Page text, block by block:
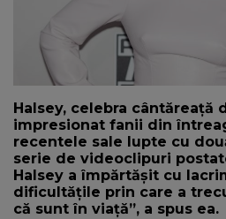
Halsey, celebra cântăreață
impresionat fanii din
recentele sale lupte cu
serie de videoclipuri
Halsey a împărtășit cu
dificultățile prin care a
că sunt în viață”, a spus ea.